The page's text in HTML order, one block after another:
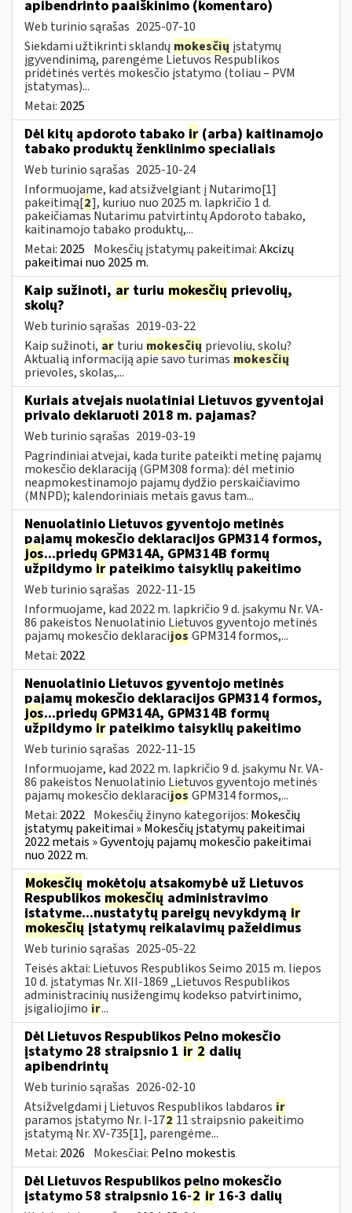
apibendrinto paaiškinimo (komentaro)
Web turinio sąrašas 2025-07-10
Siekdami užtikrinti sklandų mokesčių įstatymų
įgyvendinimą, parengėme Lietuvos Respublikos
pridėtinės vertės mokesčio įstatymo (toliau – PVM
įstatymas)...
Metai: 2025
Dėl kitų apdoroto tabako ir (arba) kaitinamojo
tabako produktų ženklinimo specialiais
Web turinio sąrašas 2025-10-24
Informuojame, kad atsižvelgiant į Nutarimo[1]
pakeitimą[2], kuriuo nuo 2025 m. lapkričio 1 d.
pakeičiamas Nutarimu patvirtintų Apdoroto tabako,
kaitinamojo tabako produktų,...
Metai: 2025 Mokesčių įstatymų pakeitimai:Akcizų
pakeitimai nuo 2025 m.
Kaip sužinoti, ar turiu mokesčių prievolių,
skolų?
Web turinio sąrašas 2019-03-22
Kaip sužinoti, ar turiu mokesčių prievolių, skolų?
Aktualią informaciją apie savo turimas mokesčių
prievoles, skolas,...
Kuriais atvejais nuolatiniai Lietuvos gyventojai
privalo deklaruoti 2018 m. pajamas?
Web turinio sąrašas 2019-03-19
Pagrindiniai atvejai, kada turite pateikti metinę pajamų
mokesčio deklaraciją (GPM308 forma): dėl metinio
neapmokestinamojo pajamų dydžio perskaičiavimo
(MNPD); kalendoriniais metais gavus tam...
Nenuolatinio Lietuvos gyventojo metinės
pajamų mokesčio deklaracijos GPM314 formos,
jos...priedų GPM314A, GPM314B formų
užpildymo ir pateikimo taisyklių pakeitimo
Web turinio sąrašas 2022-11-15
Informuojame, kad 2022 m. lapkričio 9 d. įsakymu Nr. VA-
86 pakeistos Nenuolatinio Lietuvos gyventojo metinės
pajamų mokesčio deklaracijos GPM314 formos,...
Metai: 2022
Nenuolatinio Lietuvos gyventojo metinės
pajamų mokesčio deklaracijos GPM314 formos,
jos...priedų GPM314A, GPM314B formų
užpildymo ir pateikimo taisyklių pakeitimo
Web turinio sąrašas 2022-11-15
Informuojame, kad 2022 m. lapkričio 9 d. įsakymu Nr. VA-
86 pakeistos Nenuolatinio Lietuvos gyventojo metinės
pajamų mokesčio deklaracijos GPM314 formos,...
Metai: 2022 Mokesčių žinyno kategorijos: Mokesčių
įstatymų pakeitimai » Mokesčių įstatymų pakeitimai
2022 metais » Gyventojų pajamų mokesčio pakeitimai
nuo 2022 m.
Mokesčių mokėtojų atsakomybė už Lietuvos
Respublikos mokesčių administravimo
įstatyme...nustatytų pareigų nevykdymą ir
mokesčių įstatymų reikalavimų pažeidimus
Web turinio sąrašas 2025-05-22
Teisės aktai: Lietuvos Respublikos Seimo 2015 m. liepos
10 d. įstatymas Nr. XII-1869 „Lietuvos Respublikos
administracinių nusižengimų kodekso patvirtinimo,
įsigaliojimo ir...
Dėl Lietuvos Respublikos Pelno mokesčio
įstatymo 28 straipsnio 1 ir 2 dalių
apibendrintų
Web turinio sąrašas 2026-02-10
Atsižvelgdami į Lietuvos Respublikos labdaros ir
paramos įstatymo Nr. I-172 11 straipsnio pakeitimo
įstatymą Nr. XV-735[1], parengėme...
Metai: 2026 Mokesčiai: Pelno mokestis
Dėl Lietuvos Respublikos pelno mokesčio
įstatymo 58 straipsnio 16-2 ir 16-3 dalių